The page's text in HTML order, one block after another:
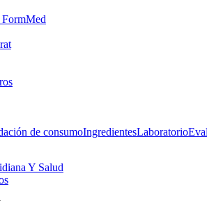
FormMed
de consumoIngredientesLaboratorio
Y Salud